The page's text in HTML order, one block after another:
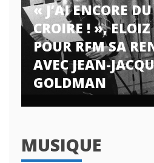
« J’AI ENCORE
CROIRE ! »,
POUR RFM SA
AVEC JEAN-
GOLDMAN
MUSIQUE